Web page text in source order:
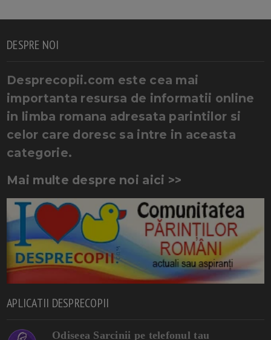
DESPRE NOI
Desprecopii.com este cea mai
importanta resursa de informatii online
in limba romana adresata parintilor si
celor care doresc sa intre in aceasta
categorie.
Mai multe despre noi aici >>
APLICATII DESPRECOPII
Odiseea Sarcinii pe telefonul tau